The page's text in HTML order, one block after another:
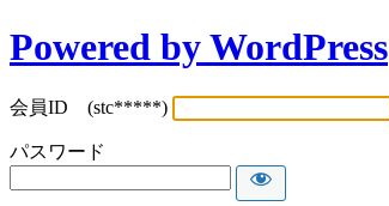
Powered by WordPress
会員ID (stc*****)
パスワード